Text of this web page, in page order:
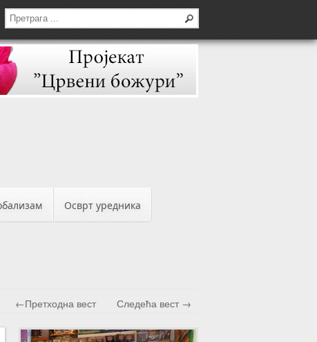
Осврт уредника
←Претходна вест Следећа вест →